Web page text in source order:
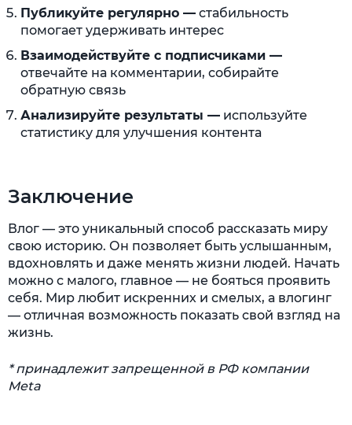
Публикуйте регулярно — стабильность
помогает удерживать интерес
Взаимодействуйте с подписчиками —
отвечайте на комментарии, собирайте
обратную связь
Анализируйте результаты — используйте
статистику для улучшения контента
Заключение
Влог — это уникальный способ рассказать миру
свою историю. Он позволяет быть услышанным,
вдохновлять и даже менять жизни людей. Начать
можно с малого, главное — не бояться проявить
себя. Мир любит искренних и смелых, а влогинг
— отличная возможность показать свой взгляд на
жизнь.
* принадлежит запрещенной в РФ компании
Meta